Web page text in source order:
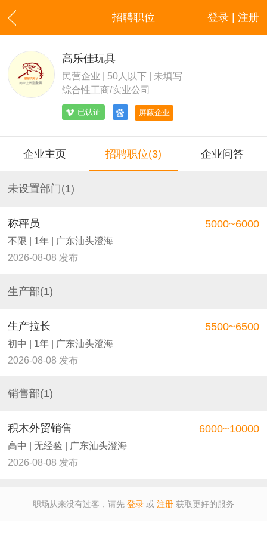
登录 | 注册
招聘职位
高乐佳玩具
民营企业 | 50人以下 | 未填写
综合性工商/实业公司
已认证 屏蔽企业
企业主页 招聘职位(3) 企业问答
未设置部门(1)
称秤员
不限 | 1年 | 广东汕头澄海
2026-08-08 发布
5000~6000
生产部(1)
生产拉长
初中 | 1年 | 广东汕头澄海
2026-08-08 发布
5500~6500
销售部(1)
积木外贸销售
高中 | 无经验 | 广东汕头澄海
2026-08-08 发布
6000~10000
职场从来没有过客，请先 登录 或 注册 获取更好的服务